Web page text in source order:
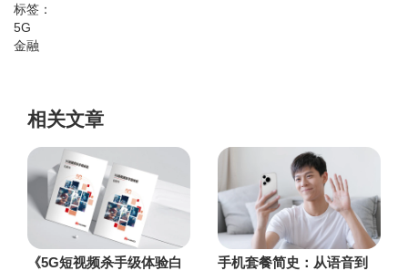
标签：
5G
金融
相关文章
《5G短视频杀手级体验白
手机套餐简史：从语音到